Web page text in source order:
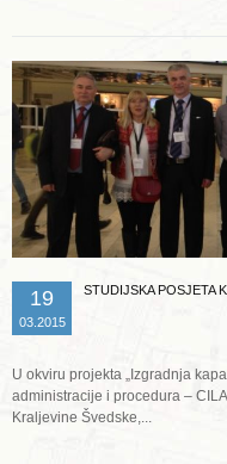
19
03.2015
STUDIJSKA POSJETA
U okviru projekta „Izgradnja
administracije i procedura –
Kraljevine Švedske,...